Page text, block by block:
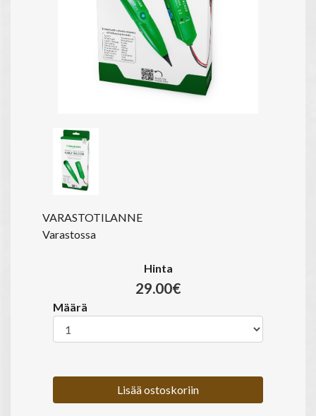
VARASTOTILANNE
Varastossa
Hinta
29.00€
Määrä
Lisää ostoskoriin